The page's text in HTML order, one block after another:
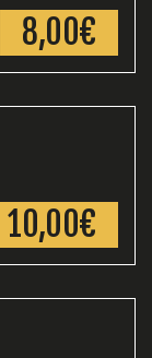
8,00€
10,00€